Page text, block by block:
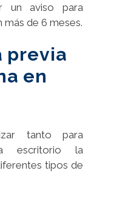
un aviso para
más de 6 meses.
previa
en
tanto para
escritorio la
tipos de